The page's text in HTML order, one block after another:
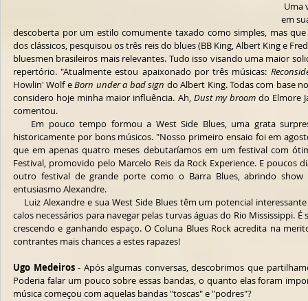
em
descoberta por um estilo comumente taxado como simples, mas
dos clássicos, pesquisou os três reis do blues (BB King, Albert King e
bluesmen brasileiros mais relevantes. Tudo isso visando uma maior
repertório. "Atualmente estou apaixonado por três músicas:
Howlin' Wolf e Born under a bad sign do Albert King. Todas com base
considero hoje minha maior influência. Ah, Dust my broom do Elmore
comentou.
historicamente por bons músicos. "Nosso primeiro ensaio foi em
que em apenas quatro meses debutaríamos em um festival com
Festival, promovido pelo Marcelo Reis da Rock Experience. E poucos
outro festival de grande porte como o Barra Blues, abrindo
entusiasmo Alexandre.
calos necessários para navegar pelas turvas águas do Rio Mississippi.
crescendo e ganhando espaço. O Coluna Blues Rock acredita na
contrantes mais chances a estes rapazes!
Ugo Medeiros - Após algumas conversas, descobrimos que
Poderia falar um pouco sobre essas bandas, o quanto elas foram
música começou com aquelas bandas "toscas" e "podres"?